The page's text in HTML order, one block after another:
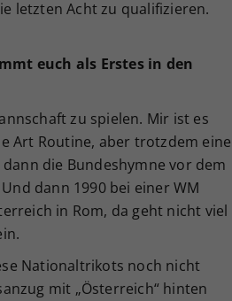
letzten Acht zu qualifizieren.
euch als Erstes in den
zu spielen. Mir ist es
Art Routine, aber trotzdem eine
die Bundeshymne vor dem
dann 1990 bei einer WM
in Rom, da geht nicht viel
Nationaltrikots noch nicht
mit „Österreich“ hinten